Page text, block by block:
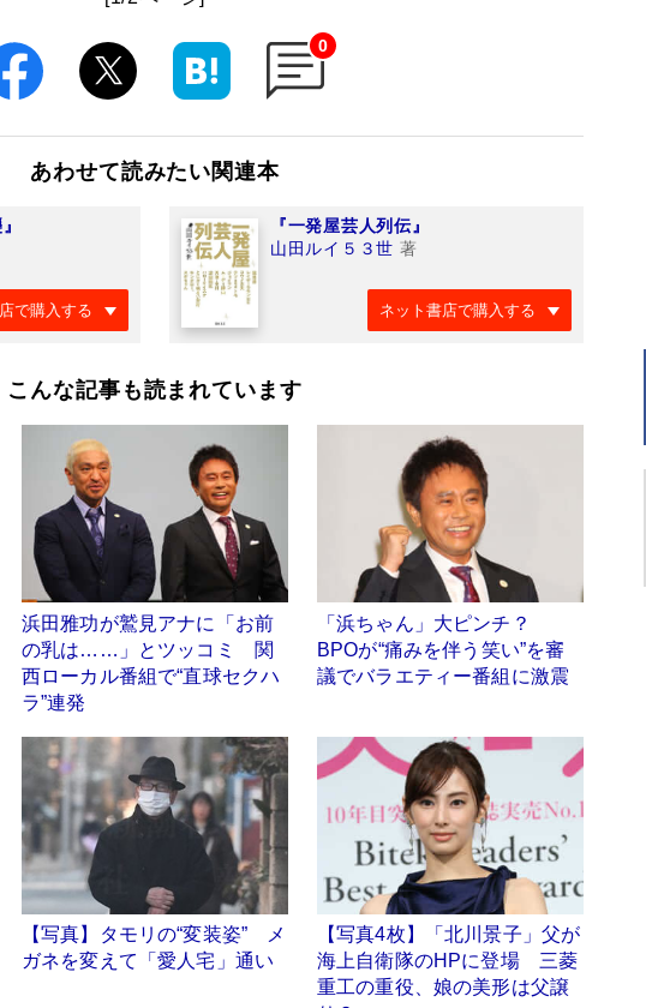
0
あわせて読みたい関連本
で購入する
『一発屋芸人列伝』
山田ルイ５３世 著
ネット書店で購入する
こんな記事も読まれています
浜田雅功が鷲見アナに「お前
の乳は……」とツッコミ 関
西ローカル番組で“直球セクハ
ラ”連発
「浜ちゃん」大ピンチ？
BPOが“痛みを伴う笑い”を審
議でバラエティー番組に激震
【写真】タモリの“変装姿” メ
ガネを変えて「愛人宅」通い
【写真4枚】「北川景子」父が
海上自衛隊のHPに登場 三菱
重工の重役、娘の美形は父譲